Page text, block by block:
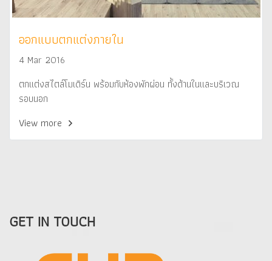
ออกแบบตกแต่งภายใน
4 Mar 2016
ตกแต่งสไตล์โมเดิร์น พร้อมกับห้องพักผ่อน ทั้งด้านในและบริเวณ
รอบนอก
View more
GET IN TOUCH